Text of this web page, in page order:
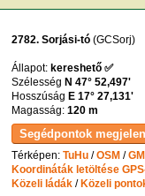
2782. Sorjási-tó (GCSorj)
Állapot: kereshető ✅
Szélesség N 47° 52,497'
Hosszúság E 17° 27,131'
Magasság:120 m
Térképen:TuHu /OSM /
Koordináták letöltése
Közeli ládák / Közeli